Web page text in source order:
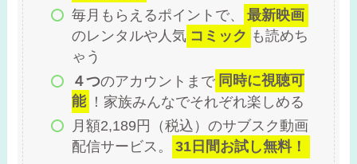
毎月もらえるポイントで、
最新映画
のレンタルや人気 コミック も読めち
ゃう
４つのアカウントまで 同時に視聴可
能
！家族みんなでそれぞれ楽しめる
月額2,189円（税込）のサブスク動画
配信サービス。
31日間お試し無料！